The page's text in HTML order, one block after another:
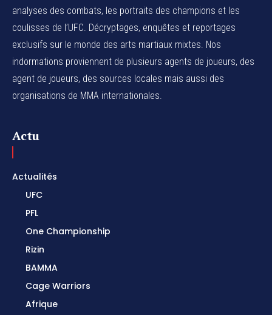
analyses des combats, les portraits des champions et les
coulisses de l’UFC. Décryptages, enquêtes et reportages
exclusifs sur le monde des arts martiaux mixtes. Nos
indormations proviennent de plusieurs agents de joueurs, des
agent de joueurs, des sources locales mais aussi des
organisations de MMA internationales.
Actu
Actualités
UFC
PFL
One Championship
Rizin
BAMMA
Cage Warriors
Afrique